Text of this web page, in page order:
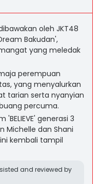
oleh JKT48
Bakudan',
yang meledak
perempuan
yang menyalurkan
tarian serta nyanyian
percuma.
generasi 3
Michelle dan Shani
kembali tampil
and reviewed by